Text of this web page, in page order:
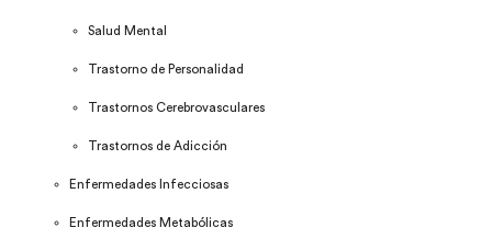
Salud Mental
Trastorno de Personalidad
Trastornos Cerebrovasculares
Trastornos de Adicción
Enfermedades Infecciosas
Enfermedades Metabólicas